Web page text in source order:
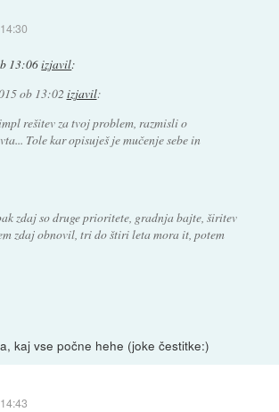
13:06izjavil:
ob 13:02 izjavil:
rešitev za tvoj problem, razmisli o
Tole kar opisuješ je mučenje sebe in
zdaj so druge prioritete, gradnja bajte, širitev
zdaj obnovil, tri do štiri leta mora it, potem
kaj vse počne hehe (joke čestitke:)